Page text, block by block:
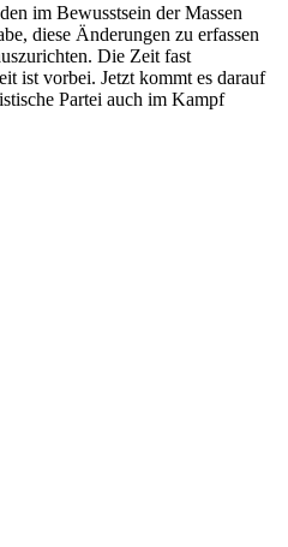
im Bewusstsein der Massen
diese Änderungen zu erfassen
Die Zeit fast
ist vorbei. Jetzt kommt es darauf
Partei auch im Kampf